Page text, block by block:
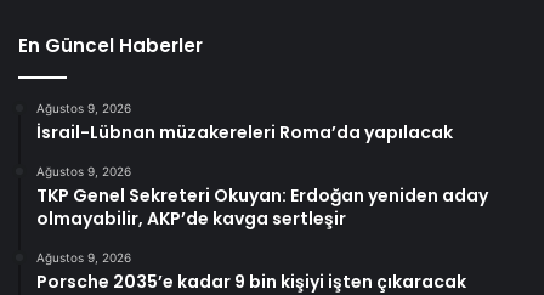
En Güncel Haberler
Ağustos 9, 2026
İsrail-Lübnan müzakereleri Roma’da yapılacak
Ağustos 9, 2026
TKP Genel Sekreteri Okuyan: Erdoğan yeniden aday
olmayabilir, AKP’de kavga sertleşir
Ağustos 9, 2026
Porsche 2035’e kadar 9 bin kişiyi işten çıkaracak